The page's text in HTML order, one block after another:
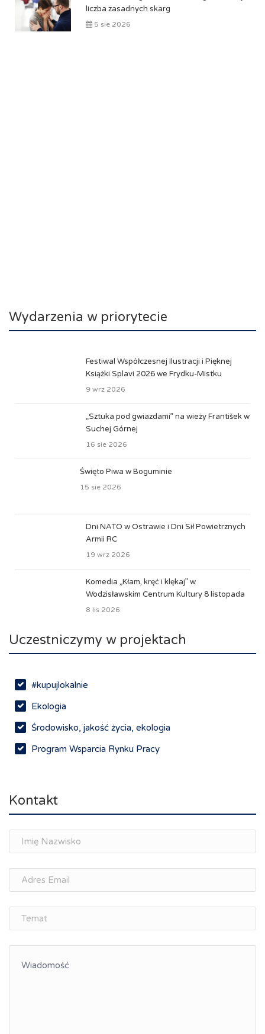
liczba zasadnych skarg
5 sie 2026
Wydarzenia w priorytecie
Festiwal Współczesnej Ilustracji i Pięknej
Książki Splavi 2026 we Frydku-Mistku
9 wrz 2026
„Sztuka pod gwiazdami” na wieży František w
Suchej Górnej
16 sie 2026
Święto Piwa w Boguminie
15 sie 2026
Dni NATO w Ostrawie i Dni Sił Powietrznych
Armii RC
19 wrz 2026
Komedia „Kłam, kręć i klękaj” w
Wodzisławskim Centrum Kultury 8 listopada
8 lis 2026
Uczestniczymy w projektach
#kupujlokalnie
Ekologia
Środowisko, jakość życia, ekologia
Program Wsparcia Rynku Pracy
Spotkania branżowe
osobisty
Memorandum Gospodarcze PL-CZ
Śląskie Porozumienie Gospodarcze
ŚLĄSK.ONLINE
Integracja
Kontakt